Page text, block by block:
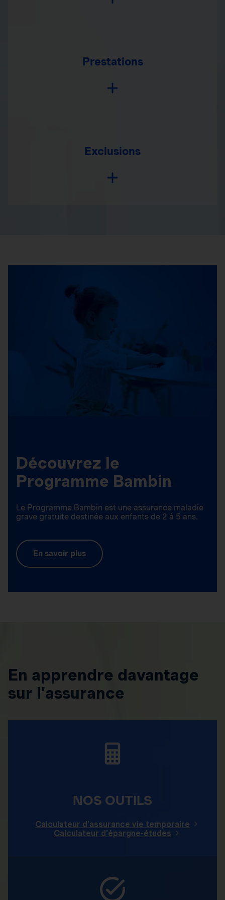
Prestations
Exclusions
Découvrez le
Programme Bambin
Le Programme Bambin est une assurance maladie
grave gratuite destinée aux enfants de 2 à 5 ans.
En savoir plus
En apprendre davantage
sur l’assurance
NOS OUTILS
Calculateur d'assurance vie temporaire
Calculateur d'épargne-études